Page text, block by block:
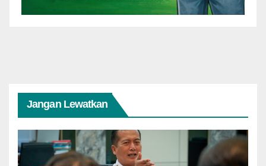
Jangan Lewatkan